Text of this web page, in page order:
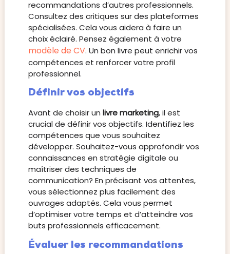
recommandations d’autres professionnels.
Consultez des critiques sur des plateformes
spécialisées. Cela vous aidera à faire un
choix éclairé. Pensez également à votre
modèle de CV. Un bon livre peut enrichir vos
compétences et renforcer votre profil
professionnel.
Définir vos objectifs
Avant de choisir un livre marketing, il est
crucial de définir vos objectifs. Identifiez les
compétences que vous souhaitez
développer. Souhaitez-vous approfondir vos
connaissances en stratégie digitale ou
maîtriser des techniques de
communication? En précisant vos attentes,
vous sélectionnez plus facilement des
ouvrages adaptés. Cela vous permet
d’optimiser votre temps et d’atteindre vos
buts professionnels efficacement.
Évaluer les recommandations